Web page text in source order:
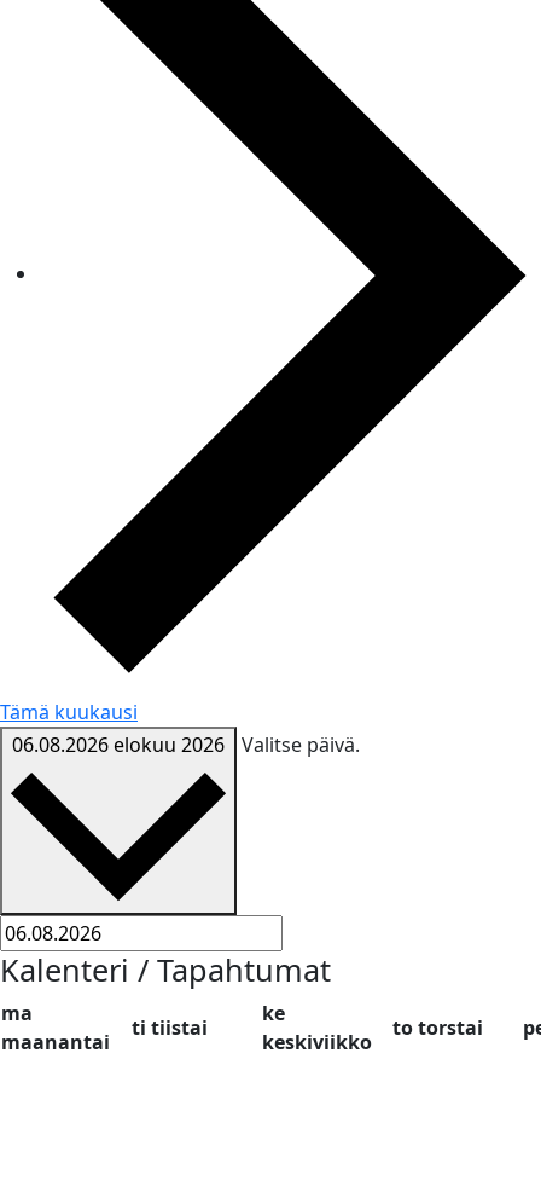
Tämä kuukausi
06.08.2026elokuu 2026 Valitse päivä.
Kalenteri / Tapahtumat
ma
maanantai
ti tiistai
ke
keskiviikko
totorstai